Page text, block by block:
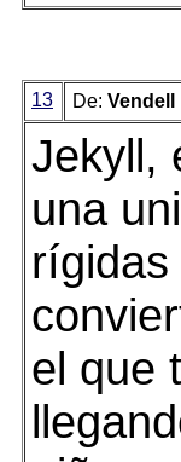
13 De: Vendell
Jekyll,
una
el que